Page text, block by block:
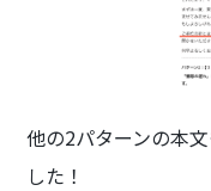
他の2パターンの本
した！